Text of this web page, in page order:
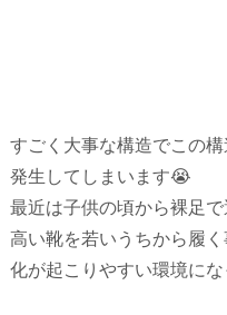
すごく大事な構造でこの
発生してしまいます😭
最近は子供の頃から裸足
高い靴を若いうちから履
化が起こりやすい環境にな